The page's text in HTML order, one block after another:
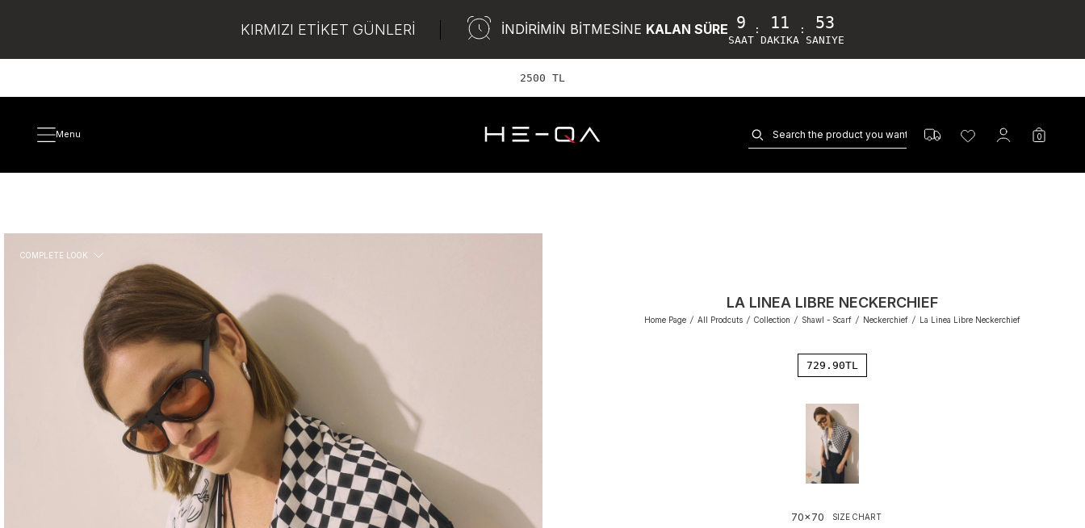
KIRMIZI ETİKET GÜNLERİ İNDİRİMİN BİTMESİNE KALAN SÜRE 9
SAAT
: 11
DAKIKA
: 52
SANIYE
2500 TL ve üzeri
Menu 0
COMPLETE LOOK
LA LINEA LIBRE NECKERCHIEF
Home Page / All Prodcuts / Collection / Shawl - Scarf / Neckerchief / La Linea Libre Neckerchief
729.90TL
70x70 SIZE CHART